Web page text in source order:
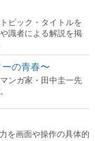
ピック・タイトルを
識者による解説を掲
の青春〜
ンガ家・田中圭一先
を画面や操作の具体的